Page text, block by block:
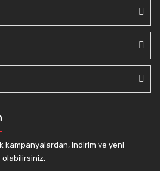
kampanyalardan, indirim ve yeni